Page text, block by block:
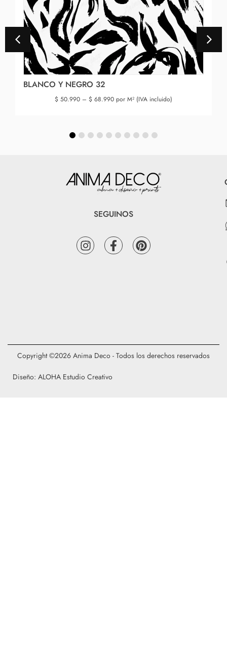
BLANCO Y NEGRO 32
$ 50.990 – $ 68.990 por M² (IVA incluido)
SEGUINOS
Diseño: ALOHA Estudio Creativo
Copyright ©2026 Anima Deco - Todos los derechos reservados